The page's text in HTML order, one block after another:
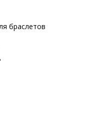
браслетов